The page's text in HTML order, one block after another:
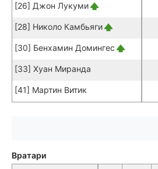
[26] Джон Лукуми
[28] Николо Камбьяги
[30] Бенхамин Домингес
[33] Хуан Миранда
[41] Мартин Витик
Вратари